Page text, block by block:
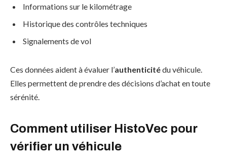
Informations sur le kilométrage
Historique des contrôles techniques
Signalements de vol
Ces données aident à évaluer l’authenticitédu véhicule.
Elles permettent de prendre des décisions d’achat en toute
sérénité.
Comment utiliser HistoVec pour
vérifier un véhicule